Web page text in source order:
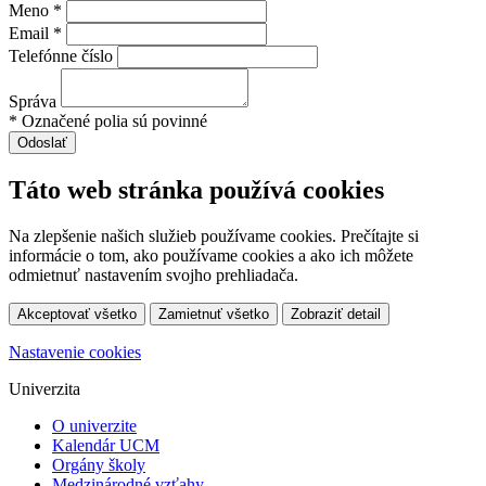
Meno *
Email *
Telefónne číslo
Správa
* Označené polia sú povinné
Táto web stránka používá cookies
Na zlepšenie našich služieb používame cookies. Prečítajte si
informácie o tom, ako používame cookies a ako ich môžete
odmietnuť nastavením svojho prehliadača.
Akceptovať všetko Zamietnuť všetko Zobraziť detail
Nastavenie cookies
Univerzita
O univerzite
Kalendár UCM
Orgány školy